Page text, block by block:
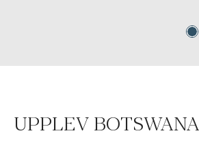
UPPLEV BOTSWANA